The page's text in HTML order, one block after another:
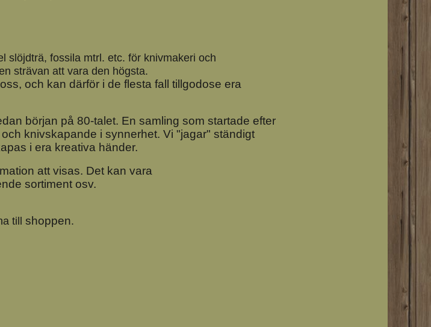
slöjdträ, fossila mtrl. etc. för knivmakeri och
strävan att vara den högsta.
och kan därför i de flesta fall tillgodose era
början på 80-talet. En samling som startade efter
knivskapande i synnerhet. Vi "jagar" ständigt
i era kreativa händer.
att visas. Det kan vara
sortiment osv.
till shoppen.